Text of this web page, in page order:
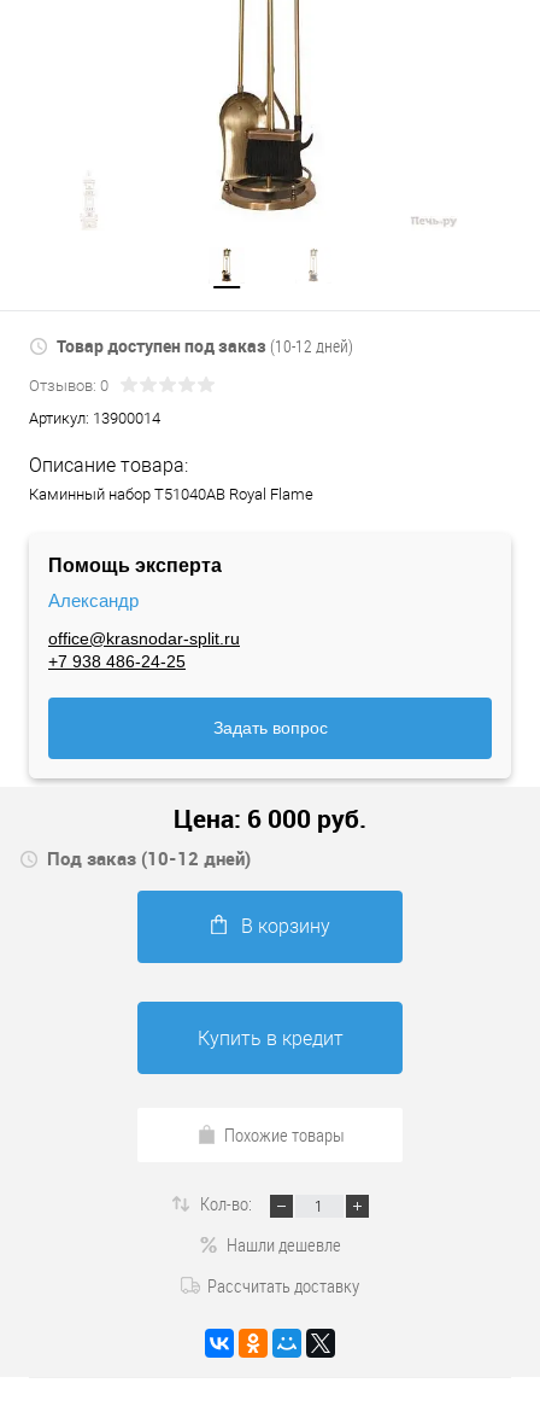
Товар доступен под заказ (10-12 дней)
Отзывов: 0
Артикул: 13900014
Описание товара:
Каминный набор Т51040АВ Royal Flame
Помощь эксперта
Александр
office@krasnodar-split.ru
+7 938 486-24-25
Задать вопрос
Цена: 6 000 руб.
Под заказ (10-12 дней)
В корзину
Купить в кредит
Похожие товары
Кол-во:
Нашли дешевле
Рассчитать доставку